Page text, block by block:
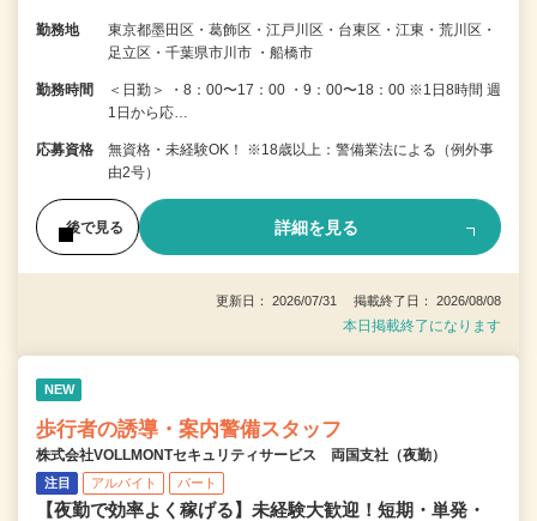
勤務地
東京都墨田区・葛飾区・江戸川区・台東区・江東・荒川区・
足立区・千葉県市川市 ・船橋市
勤務時間
＜日勤＞ ・8：00〜17：00 ・9：00〜18：00 ※1日8時間 週
1日から応…
応募資格
無資格・未経験OK！ ※18歳以上：警備業法による（例外事
由2号）
後で見る 詳細を見る
更新日： 2026/07/31 掲載終了日： 2026/08/08
本日掲載終了になります
NEW
歩行者の誘導・案内警備スタッフ
株式会社VOLLMONTセキュリティサービス 両国支社（夜勤）
注目 アルバイト パート
【夜勤で効率よく稼げる】未経験大歓迎！短期・単発・